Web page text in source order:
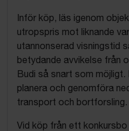
Inför köp, läs igenom
utropspris mot liknande
utannonserad visningstid
betydande avvikelse från
Budi så snart som
planera och genomföra
transport och bortforsling.
Vid köp från ett konkursbo